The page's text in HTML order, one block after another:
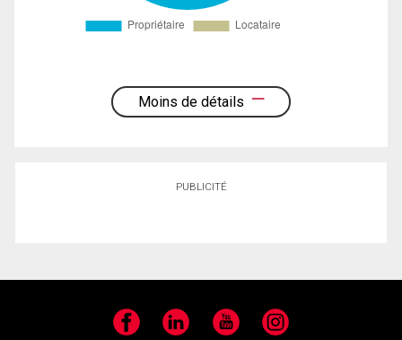
Moins de détails
PUBLICITÉ
Facebook LinkedIn YouTube Instagram